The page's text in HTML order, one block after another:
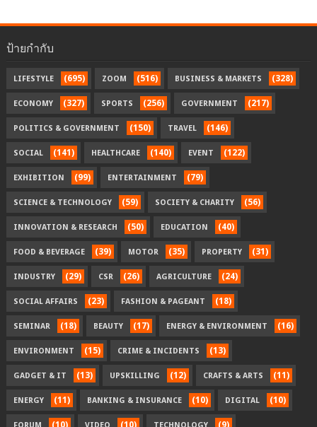
ป้ายกำกับ
LIFESTYLE (695) ZOOM (516) BUSINESS & MARKETS (328)
ECONOMY (327) SPORTS (256) GOVERNMENT (217)
POLITICS & GOVERNMENT (150) TRAVEL (146)
SOCIAL (141) HEALTHCARE (140) EVENT (122)
EXHIBITION (99) ENTERTAINMENT (79)
SCIENCE & TECHNOLOGY (59) SOCIETY & CHARITY (56)
INNOVATION & RESEARCH (50) EDUCATION (40)
FOOD & BEVERAGE (39) MOTOR (35) PROPERTY (31)
INDUSTRY (29) CSR (26) AGRICULTURE (24)
SOCIAL AFFAIRS (23) FASHION & PAGEANT (18)
SEMINAR (18) BEAUTY (17) ENERGY & ENVIRONMENT (16)
ENVIRONMENT (15) CRIME & INCIDENTS (13)
GADGET & IT (13) UPSKILLING (12) CRAFTS & ARTS (11)
ENERGY (11) BANKING & INSURANCE (10) DIGITAL (10)
(10) (10) (9)